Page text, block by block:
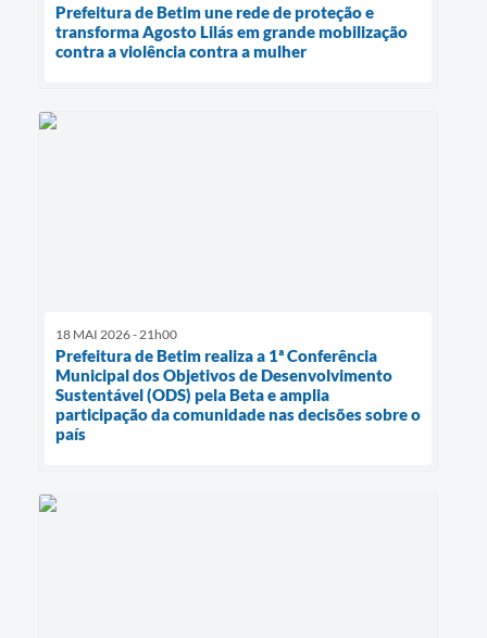
Prefeitura de Betim une rede de proteção e
transforma Agosto Lilás em grande mobilização
contra a violência contra a mulher
18 MAI 2026 - 21h00
Prefeitura de Betim realiza a 1ª Conferência
Municipal dos Objetivos de Desenvolvimento
Sustentável (ODS) pela Beta e amplia
participação da comunidade nas decisões sobre o
país